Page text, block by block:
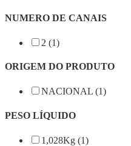
NUMERO DE CANAIS
2 (1)
ORIGEM DO PRODUTO
NACIONAL (1)
PESO LÍQUIDO
1,028Kg (1)